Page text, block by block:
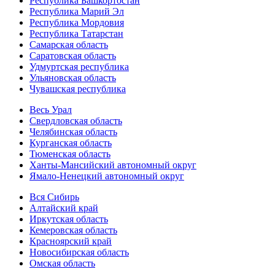
Республика Марий Эл
Республика Мордовия
Республика Татарстан
Самарская область
Саратовская область
Удмуртская республика
Ульяновская область
Чувашская республика
Весь Урал
Свердловская область
Челябинская область
Курганская область
Тюменская область
Ханты-Мансийский автономный округ
Ямало-Ненецкий автономный округ
Вся Сибирь
Алтайский край
Иркутская область
Кемеровская область
Красноярский край
Новосибирская область
Омская область